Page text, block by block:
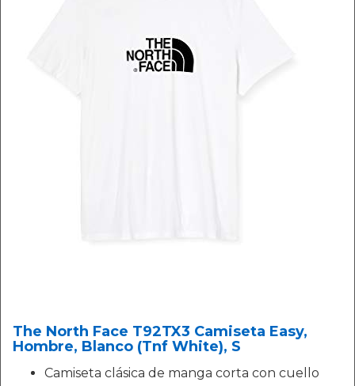
The North Face T92TX3 Camiseta Easy,
Hombre, Blanco (Tnf White), S
Camiseta clásica de manga corta con cuello